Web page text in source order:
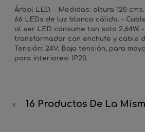
Árbol LED. - Medidas: altura 120
66 LEDs de luz blanca cálida. -
al ser LED consume tan solo 2,64W.
transformador con enchufe y cable
Tensión: 24V. Baja tensión, para
para interiores: IP20.
16 Productos De La